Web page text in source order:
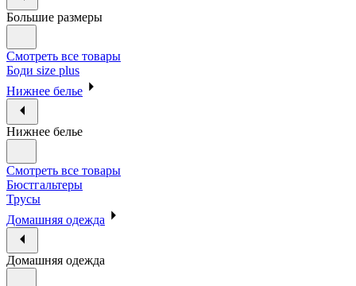
Большие размеры
Смотреть все товары
Боди size plus
Нижнее белье
Нижнее белье
Смотреть все товары
Бюстгальтеры
Трусы
Домашняя одежда
Домашняя одежда